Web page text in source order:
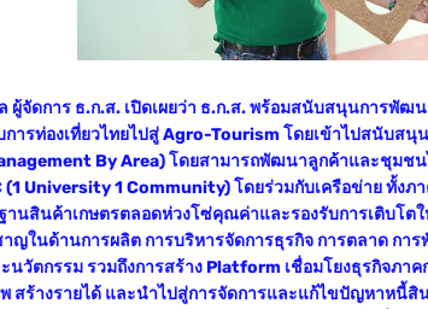
ผู้จัดการ ธ.ก.ส. เปิดเผยว่า ธ.ก.ส. พร้อมสนับสนุนการพั
การท่องเที่ยวไทยไปสู่ Agro-Tourism โดยเข้าไปสนับส
By Area) โดยสามารถพัฒนาลูกค้าและชุมชน
(1 University 1 Community) โดยร่วมกับเครือข่าย ทั้ง
นสินค้าเกษตรตลอดห่วงโซ่คุณค่าและรองรับการเติบโต
ญในด้านการผลิต การบริหารจัดการธุรกิจ การตลาด ก
นวัตกรรม รวมถึงการสร้าง Platform เชื่อมโยงธุรกิจภาค
สร้างรายได้ และนำไปสู่การจัดการและแก้ไขปัญหาหนี้